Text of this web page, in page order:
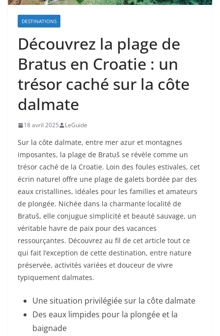
DESTINATIONS
Découvrez la plage de
Bratus en Croatie : un
trésor caché sur la côte
dalmate
18 avril 2025 LeGuide
Sur la côte dalmate, entre mer azur et montagnes
imposantes, la plage de Bratuš se révèle comme un
trésor caché de la Croatie. Loin des foules estivales, cet
écrin naturel offre une plage de galets bordée par des
eaux cristallines, idéales pour les familles et amateurs
de plongée. Nichée dans la charmante localité de
Bratuš, elle conjugue simplicité et beauté sauvage, un
véritable havre de paix pour des vacances
ressourçantes. Découvrez au fil de cet article tout ce
qui fait l’exception de cette destination, entre nature
préservée, activités variées et douceur de vivre
typiquement dalmates.
Une situation privilégiée sur la côte dalmate
Des eaux limpides pour la plongée et la
baignade